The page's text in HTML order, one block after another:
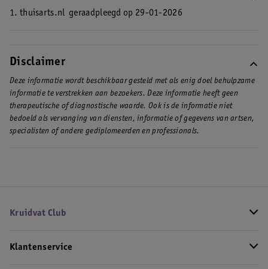
1. thuisarts.nl geraadpleegd op 29-01-2026
Disclaimer
Deze informatie wordt beschikbaar gesteld met als enig doel behulpzame
informatie te verstrekken aan bezoekers. Deze informatie heeft geen
therapeutische of diagnostische waarde. Ook is de informatie niet
bedoeld als vervanging van diensten, informatie of gegevens van artsen,
specialisten of andere gediplomeerden en professionals.
Kruidvat Club
Klantenservice